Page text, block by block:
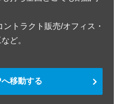
トラクト販売/オフィス・
ど。
移動する